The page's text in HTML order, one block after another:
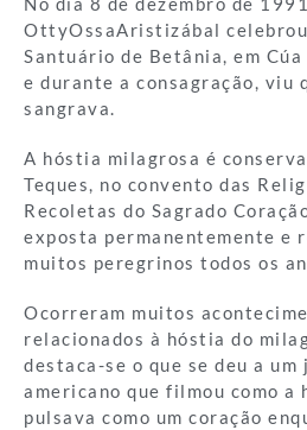
OttyOssaAristizábal
Santuário de Betânia, em
e durante a consagração, viu
sangrava.
A hóstia milagrosa é
Teques, no convento das
Recoletas do Sagrado
exposta permanentemente e
muitos peregrinos todos os
Ocorreram muitos
relacionados à hóstia do
destaca-se o que se deu a
americano que filmou como a
pulsava como um coração